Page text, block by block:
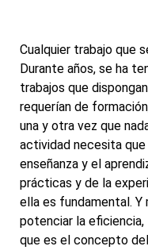
Cualquier trabajo que
Durante años, se ha
trabajos que
requerían de
una y otra vez que
actividad necesita
enseñanza y el
prácticas y de la
ella es fundamental. Y
potenciar la eficiencia,
que es el concepto